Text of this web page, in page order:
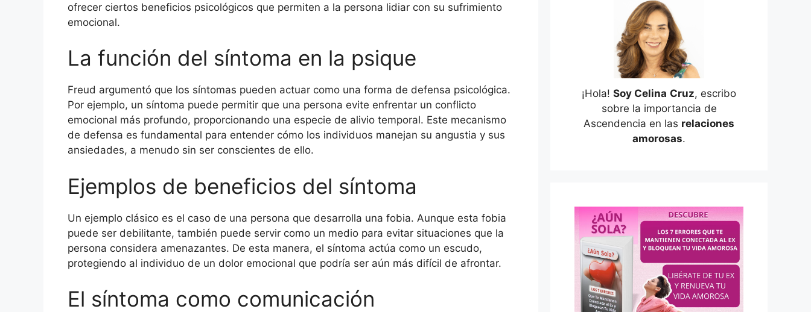
ofrecer ciertos beneficios psicológicos que permiten a la persona lidiar con su sufrimiento
emocional.
La función del síntoma en la psique
Freud argumentó que los síntomas pueden actuar como una forma de defensa psicológica.
Por ejemplo, un síntoma puede permitir que una persona evite enfrentar un conflicto
emocional más profundo, proporcionando una especie de alivio temporal. Este mecanismo
de defensa es fundamental para entender cómo los individuos manejan su angustia y sus
ansiedades, a menudo sin ser conscientes de ello.
Ejemplos de beneficios del síntoma
Un ejemplo clásico es el caso de una persona que desarrolla una fobia. Aunque esta fobia
puede ser debilitante, también puede servir como un medio para evitar situaciones que la
persona considera amenazantes. De esta manera, el síntoma actúa como un escudo,
protegiendo al individuo de un dolor emocional que podría ser aún más difícil de afrontar.
El síntoma como comunicación
¡Hola! Soy Celina Cruz, escribo
sobre la importancia de
Ascendencia en las relaciones
amorosas.